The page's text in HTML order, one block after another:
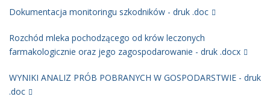
Dokumentacja monitoringu szkodników - druk .doc
Rozchód mleka pochodzącego od krów leczonych
farmakologicznie oraz jego zagospodarowanie - druk .docx
WYNIKI ANALIZ PRÓB POBRANYCH W GOSPODARSTWIE - druk
.doc